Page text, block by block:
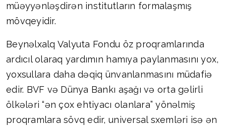
müəyyənləşdirən institutların formalaşmış
mövqeyidir.
Beynəlxalq Valyuta Fondu öz proqramlarında
ardıcıl olaraq yardımın hamıya paylanmasını yox,
yoxsullara daha dəqiq ünvanlanmasını müdafiə
edir. BVF və Dünya Bankı aşağı və orta gəlirli
ölkələri “ən çox ehtiyacı olanlara” yönəlmiş
proqramlara sövq edir, universal sxemləri isə ən